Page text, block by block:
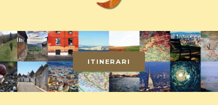
ITINERARI